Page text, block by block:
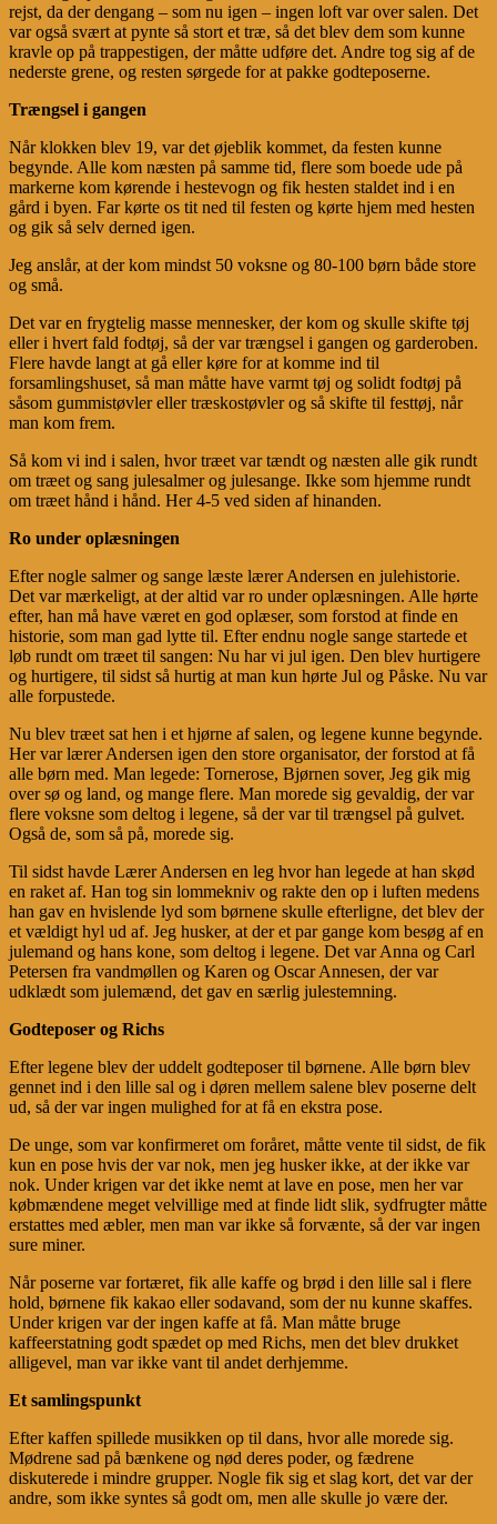
rejst, da der dengang – som nu igen – ingen loft var over salen. Det
var også svært at pynte så stort et træ, så det blev dem som kunne
kravle op på trappestigen, der måtte udføre det. Andre tog sig af de
nederste grene, og resten sørgede for at pakke godteposerne.
Trængsel i gangen
Når klokken blev 19, var det øjeblik kommet, da festen kunne
begynde. Alle kom næsten på samme tid, flere som boede ude på
markerne kom kørende i hestevogn og fik hesten staldet ind i en
gård i byen. Far kørte os tit ned til festen og kørte hjem med hesten
og gik så selv derned igen.
Jeg anslår, at der kom mindst 50 voksne og 80-100 børn både store
og små.
Det var en frygtelig masse mennesker, der kom og skulle skifte tøj
eller i hvert fald fodtøj, så der var trængsel i gangen og garderoben.
Flere havde langt at gå eller køre for at komme ind til
forsamlingshuset, så man måtte have varmt tøj og solidt fodtøj på
såsom gummistøvler eller træskostøvler og så skifte til festtøj, når
man kom frem.
Så kom vi ind i salen, hvor træet var tændt og næsten alle gik rundt
om træet og sang julesalmer og julesange. Ikke som hjemme rundt
om træet hånd i hånd. Her 4-5 ved siden af hinanden.
Ro under oplæsningen
Efter nogle salmer og sange læste lærer Andersen en julehistorie.
Det var mærkeligt, at der altid var ro under oplæsningen. Alle hørte
efter, han må have været en god oplæser, som forstod at finde en
historie, som man gad lytte til. Efter endnu nogle sange startede et
løb rundt om træet til sangen: Nu har vi jul igen. Den blev hurtigere
og hurtigere, til sidst så hurtig at man kun hørte Jul og Påske. Nu var
alle forpustede.
Nu blev træet sat hen i et hjørne af salen, og legene kunne begynde.
Her var lærer Andersen igen den store organisator, der forstod at få
alle børn med. Man legede: Tornerose, Bjørnen sover, Jeg gik mig
over sø og land, og mange flere. Man morede sig gevaldig, der var
flere voksne som deltog i legene, så der var til trængsel på gulvet.
Også de, som så på, morede sig.
Til sidst havde Lærer Andersen en leg hvor han legede at han skød
en raket af. Han tog sin lommekniv og rakte den op i luften medens
han gav en hvislende lyd som børnene skulle efterligne, det blev der
et vældigt hyl ud af. Jeg husker, at der et par gange kom besøg af en
julemand og hans kone, som deltog i legene. Det var Anna og Carl
Petersen fra vandmøllen og Karen og Oscar Annesen, der var
udklædt som julemænd, det gav en særlig julestemning.
Godteposer og Richs
Efter legene blev der uddelt godteposer til børnene. Alle børn blev
gennet ind i den lille sal og i døren mellem salene blev poserne delt
ud, så der var ingen mulighed for at få en ekstra pose.
De unge, som var konfirmeret om foråret, måtte vente til sidst, de fik
kun en pose hvis der var nok, men jeg husker ikke, at der ikke var
nok. Under krigen var det ikke nemt at lave en pose, men her var
købmændene meget velvillige med at finde lidt slik, sydfrugter måtte
erstattes med æbler, men man var ikke så forvænte, så der var ingen
sure miner.
Når poserne var fortæret, fik alle kaffe og brød i den lille sal i flere
hold, børnene fik kakao eller sodavand, som der nu kunne skaffes.
Under krigen var der ingen kaffe at få. Man måtte bruge
kaffeerstatning godt spædet op med Richs, men det blev drukket
alligevel, man var ikke vant til andet derhjemme.
Et samlingspunkt
Efter kaffen spillede musikken op til dans, hvor alle morede sig.
Mødrene sad på bænkene og nød deres poder, og fædrene
diskuterede i mindre grupper. Nogle fik sig et slag kort, det var der
andre, som ikke syntes så godt om, men alle skulle jo være der.